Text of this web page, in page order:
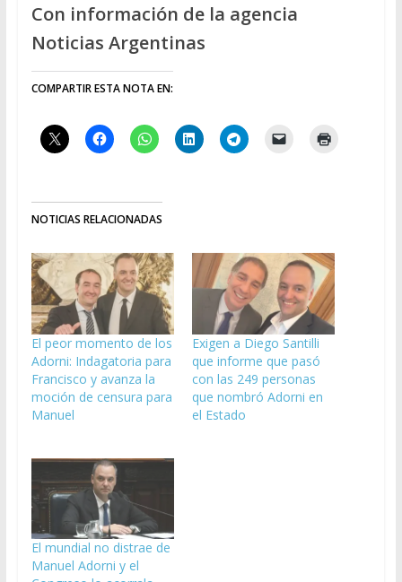
Con información de la agencia
Noticias Argentinas
COMPARTIR ESTA NOTA EN:
NOTICIAS RELACIONADAS
El peor momento de los
Adorni: Indagatoria para
Francisco y avanza la
moción de censura para
Manuel
Exigen a Diego Santilli
que informe que pasó
con las 249 personas
que nombró Adorni en
el Estado
El mundial no distrae de
Manuel Adorni y el